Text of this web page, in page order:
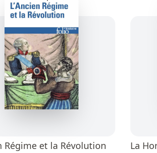
Régime et la Révolution La